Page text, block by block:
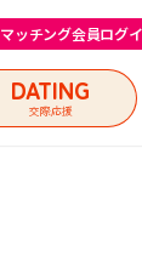
マッチング会員ログ
DATING
交際応援